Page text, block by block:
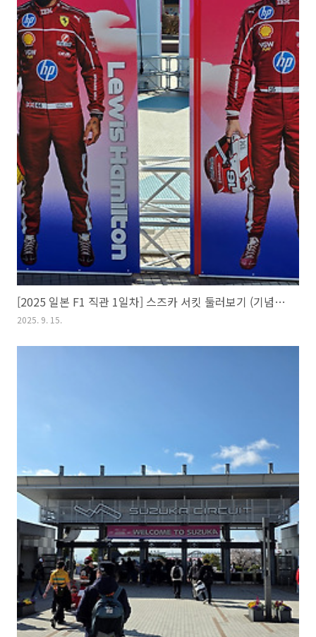
[2025 일본 F1 직관 1일차] 스즈카 서킷 둘러보기 (기념품, 음식점)
2025. 9. 15.